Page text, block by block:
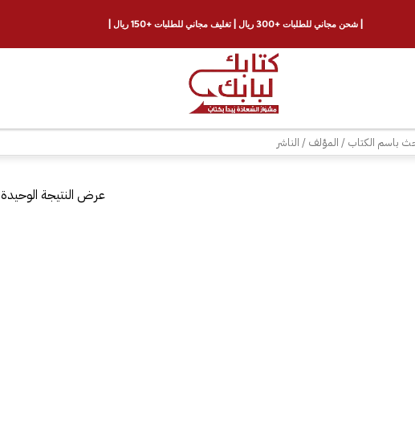
عرض النتيجة الوحيدة
| شحن مجاني للطلبات +300 ريال | تغليف مجاني للطلبات +150 ريال |